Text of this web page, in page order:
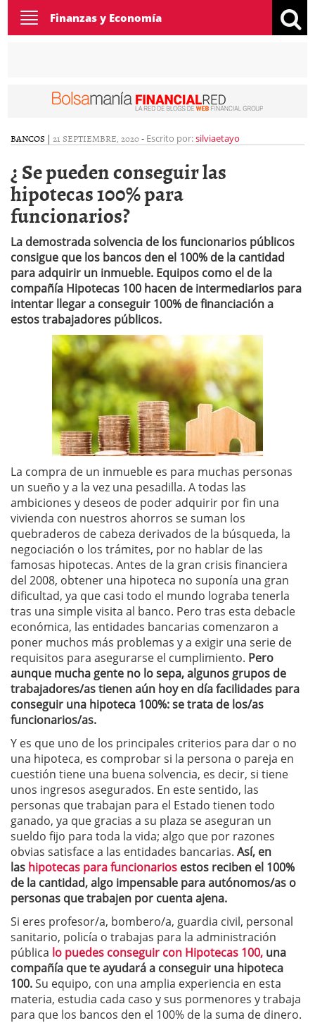
Toggle
navigation
Finanzas y Economía
BANCOS | 21 SEPTIEMBRE, 2020- Escrito por:silviaetayo
¿ Se pueden conseguir las
hipotecas 100% para
funcionarios?
La demostrada solvencia de los funcionarios públicos
consigue que los bancos den el 100% de la cantidad
para adquirir un inmueble. Equipos como el de la
compañía Hipotecas 100 hacen de intermediarios para
intentar llegar a conseguir 100% de financiación a
estos trabajadores públicos.
La compra de un inmueble es para muchas personas
un sueño y a la vez una pesadilla. A todas las
ambiciones y deseos de poder adquirir por fin una
vivienda con nuestros ahorros se suman los
quebraderos de cabeza derivados de la búsqueda, la
negociación o los trámites, por no hablar de las
famosas hipotecas. Antes de la gran crisis financiera
del 2008, obtener una hipoteca no suponía una gran
dificultad, ya que casi todo el mundo lograba tenerla
tras una simple visita al banco. Pero tras esta debacle
económica, las entidades bancarias comenzaron a
poner muchos más problemas y a exigir una serie de
requisitos para asegurarse el cumplimiento. Pero
aunque mucha gente no lo sepa, algunos grupos de
trabajadores/as tienen aún hoy en día facilidades para
conseguir una hipoteca 100%: se trata de los/as
funcionarios/as.
Y es que uno de los principales criterios para dar o no
una hipoteca, es comprobar si la persona o pareja en
cuestión tiene una buena solvencia, es decir, si tiene
unos ingresos asegurados. En este sentido, las
personas que trabajan para el Estado tienen todo
ganado, ya que gracias a su plaza se aseguran un
sueldo fijo para toda la vida; algo que por razones
obvias satisface a las entidades bancarias. Así, en
las hipotecas para funcionarios estos reciben el 100%
de la cantidad, algo impensable para autónomos/as o
personas que trabajen por cuenta ajena.
Si eres profesor/a, bombero/a, guardia civil, personal
sanitario, policía o trabajas para la administración
pública lo puedes conseguir con Hipotecas 100, una
compañía que te ayudará a conseguir una hipoteca
100.Su equipo, con una amplia experiencia en esta
materia, estudia cada caso y sus pormenores y trabaja
para que los bancos den el 100% de la suma de dinero.